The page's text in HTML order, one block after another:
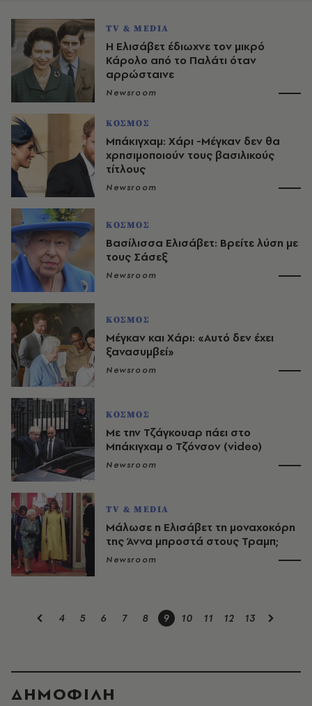
TV & MEDIA
Η Ελισάβετ έδιωχνε τον μικρό
Κάρολο από το Παλάτι όταν
αρρώσταινε
Newsroom
ΚΟΣΜΟΣ
Μπάκιγχαμ: Χάρι -Μέγκαν δεν θα
χρησιμοποιούν τους βασιλικούς
τίτλους
Newsroom
ΚΟΣΜΟΣ
Βασίλισσα Ελισάβετ: Βρείτε λύση με
τους Σάσεξ
Newsroom
ΚΟΣΜΟΣ
Μέγκαν και Χάρι: «Αυτό δεν έχει
ξανασυμβεί»
Newsroom
ΚΟΣΜΟΣ
Με την Τζάγκουαρ πάει στο
Μπάκιγχαμ ο Τζόνσον (video)
Newsroom
TV & MEDIA
Μάλωσε η Ελισάβετ τη μοναχοκόρη
της Άννα μπροστά στους Τραμπ;
Newsroom
4 5 6 7 8 9 10 11 12 13
ΔΗΜΟΦΙΛΗ